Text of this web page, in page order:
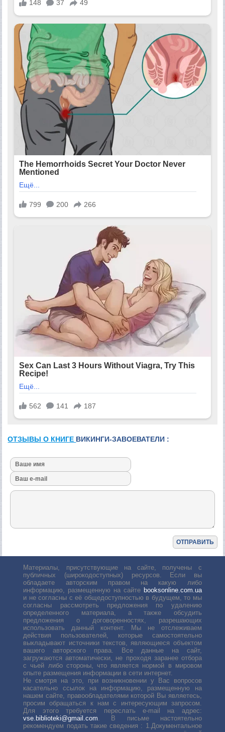
ОТЗЫВЫ О КНИГЕ ВИКИНГИ-ЗАВОЕВАТЕЛИ :
Материалы, присутствующие на сайте, получены с
публичных (широкодоступных) ресурсов. Если вы
обладаете авторским правом на какую либо
информацию, размещенную на сайте booksonline.com.ua
и не согласны с её общедоступностью в будущем, то мы
согласны рассмотреть предложения по удалению
определенного материала, а также обсудить
предложения о договоренностях, разрешающих
использовать данный контент. Мы не отслеживаем
действия пользователей, которые самостоятельно
выкладывают источники текстов, являющиеся объектом
вашего авторского права. Все данные на сайт,
загружаются автоматически, не проходя заранее отбора
с чьей либо стороны, что является нормой в мировом
опыте размещения информации в сети интернет.
Не смотря на это, при возникновении у Вас вопросов
касательно ссылок на информацию, размещенную на
нашем сайте, правообладателями которой Вы являетесь,
просим обращаться к нам с интересующим запросом.
Для этого требуется переслать е-mail на адрес:
vse.biblioteki@gmail.com. В письме настоятельно
рекомендуем подать такие сведения : 1.Документальное